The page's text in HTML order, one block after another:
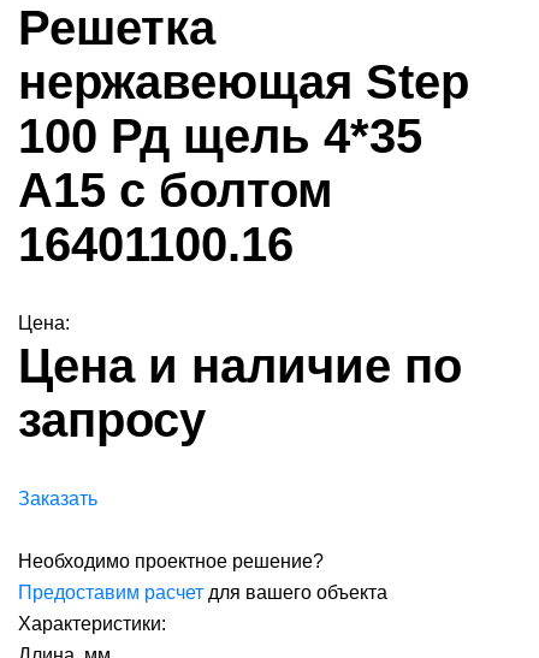
Решетка
нержавеющая Step
100 Рд щель 4*35
А15 с болтом
16401100.16
Цена:
Цена и наличие по
запросу
Заказать
Необходимо проектное решение?
Предоставим расчет для вашего объекта
Характеристики: